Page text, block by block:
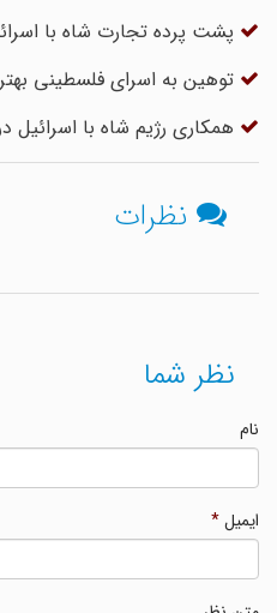
پشت پرده تجارت شاه با
توهین به اسرای فلسطینی
همکاری رژیم شاه با اسرائیل
نظرات
نظر شما
ایمیل*